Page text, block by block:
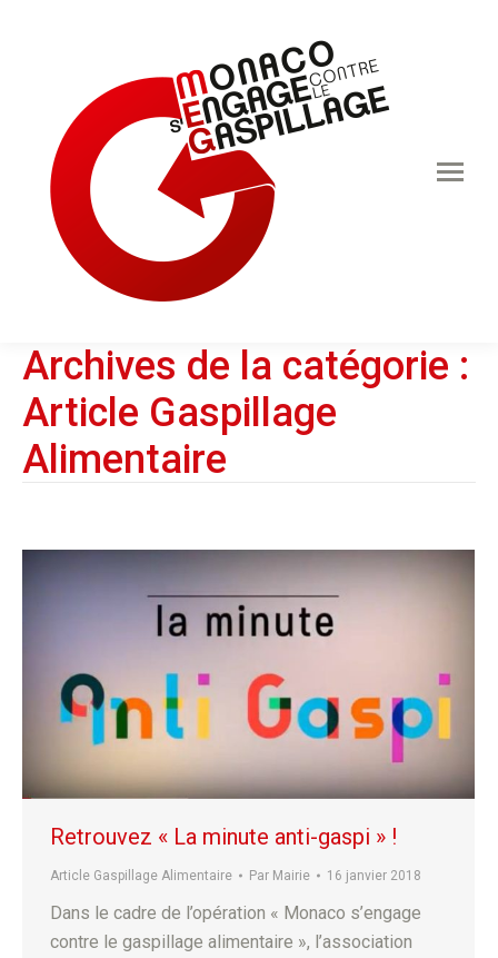
Archives de la catégorie :
Article Gaspillage
Alimentaire
Retrouvez « La minute anti-gaspi » !
Article Gaspillage Alimentaire Par Mairie 16 janvier 2018
Dans le cadre de l’opération « Monaco s’engage
contre le gaspillage alimentaire », l’association